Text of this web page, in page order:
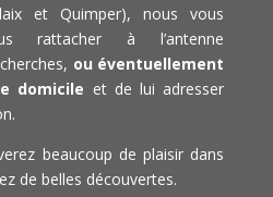
et Quimper), nous vous
rattacher à l’antenne
ou éventuellement
domicile et de lui adresser
beaucoup de plaisir dans
de belles découvertes.